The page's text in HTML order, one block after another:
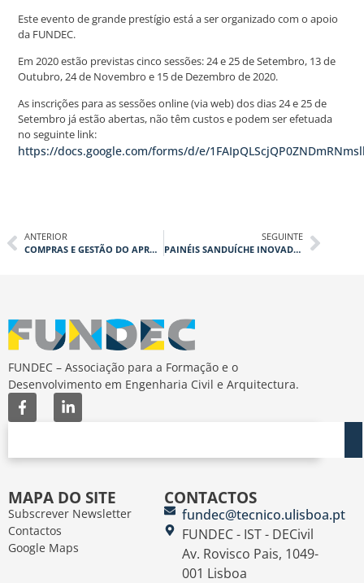
Este evento de grande prestígio está a ser organizado com o apoio
da FUNDEC.
Em 2020 estão previstas cinco sessões: 24 e 25 de Setembro, 13 de
Outubro, 24 de Novembro e 15 de Dezembro de 2020.
As inscrições para as sessões online (via web) dos dias 24 e 25 de
Setembro já estão abertas, não têm custos e podem ser efetuada
no seguinte link:
https://docs.google.com/forms/d/e/
ANTERIOR
COMPRAS E GESTÃO DO APROVISIONAMENTO
SEGUINTE
PAINÉIS SANDUÍCHE INOVADORES EM POLÍMERO REFORÇADO COM FIBRAS (FRP)
FUNDEC – Associação para a Formação e o
Desenvolvimento em Engenharia Civil e Arquitectura.
MAPA DO SITE
Subscrever Newsletter
Contactos
Google Maps
CONTACTOS
fundec@tecnico.ulisboa.pt
FUNDEC - IST - DECivil
Av. Rovisco Pais, 1049-
001 Lisboa